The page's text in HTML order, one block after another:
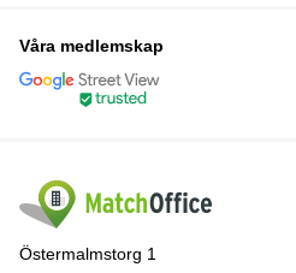
Våra medlemskap
Östermalmstorg 1